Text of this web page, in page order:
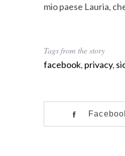
mio paese Lauria,
Tags from the story
facebook, privacy,